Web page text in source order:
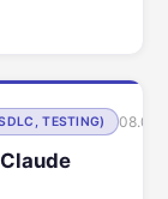
TESTING)